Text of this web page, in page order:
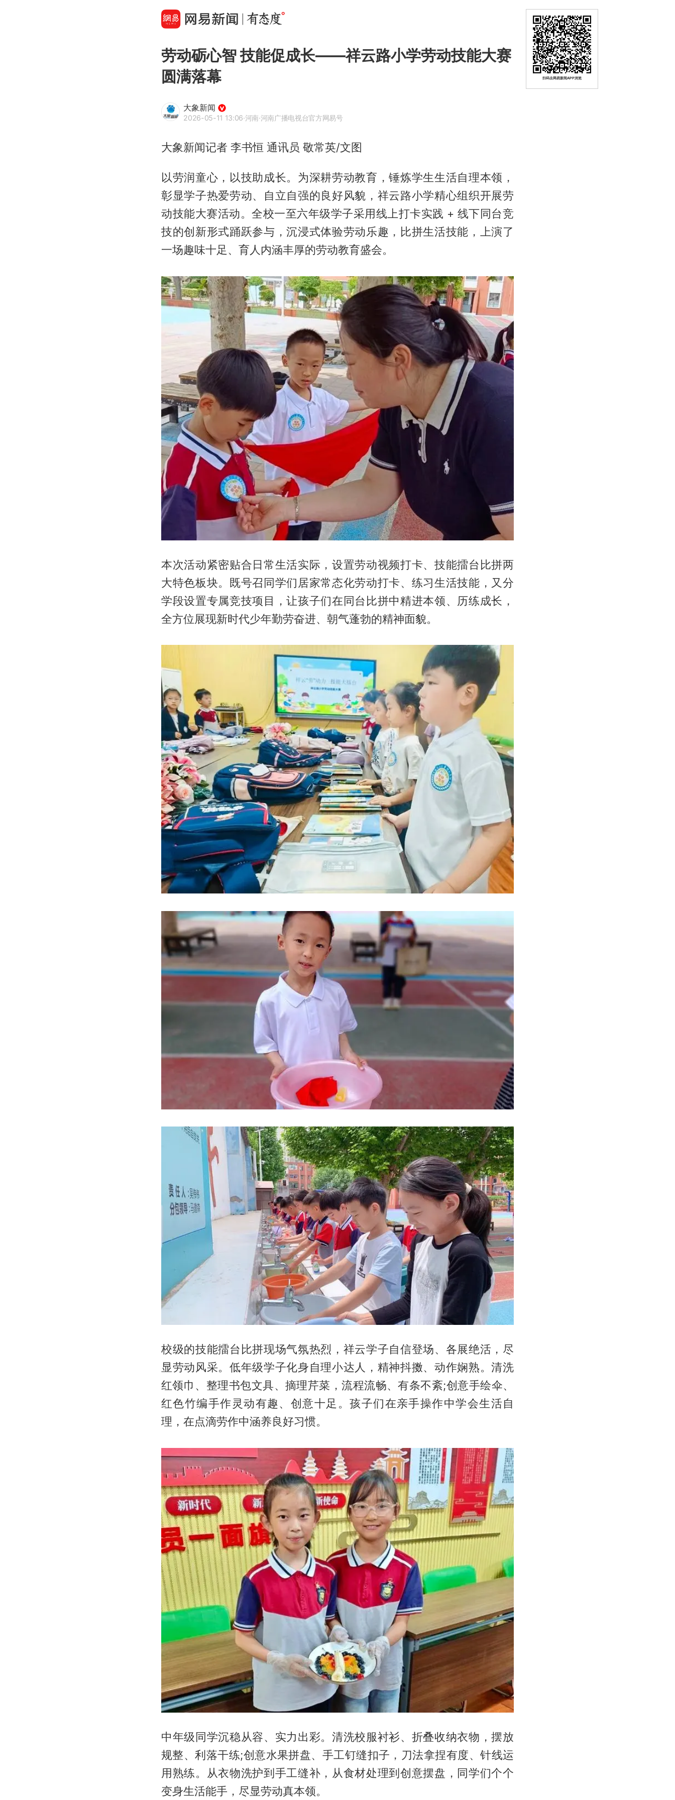
劳动砺心智 技能促成长——祥云路小学劳动技能大赛
圆满落幕
大象新闻
2026-05-11 13:06·河南·河南广播电视台官方网易号
大象新闻记者 李书恒 通讯员 敬常英/文图
以劳润童心，以技助成长。为深耕劳动教育，锤炼学生生活自理本领，
彰显学子热爱劳动、自立自强的良好风貌，祥云路小学精心组织开展劳
动技能大赛活动。全校一至六年级学子采用线上打卡实践 + 线下同台竞
技的创新形式踊跃参与，沉浸式体验劳动乐趣，比拼生活技能，上演了
一场趣味十足、育人内涵丰厚的劳动教育盛会。
本次活动紧密贴合日常生活实际，设置劳动视频打卡、技能擂台比拼两
大特色板块。既号召同学们居家常态化劳动打卡、练习生活技能，又分
学段设置专属竞技项目，让孩子们在同台比拼中精进本领、历练成长，
全方位展现新时代少年勤劳奋进、朝气蓬勃的精神面貌。
校级的技能擂台比拼现场气氛热烈，祥云学子自信登场、各展绝活，尽
显劳动风采。低年级学子化身自理小达人，精神抖擞、动作娴熟。清洗
红领巾、整理书包文具、摘理芹菜，流程流畅、有条不紊;创意手绘伞、
红色竹编手作灵动有趣、创意十足。孩子们在亲手操作中学会生活自
理，在点滴劳作中涵养良好习惯。
中年级同学沉稳从容、实力出彩。清洗校服衬衫、折叠收纳衣物，摆放
规整、利落干练;创意水果拼盘、手工钉缝扣子，刀法拿捏有度、针线运
用熟练。从衣物洗护到手工缝补，从食材处理到创意摆盘，同学们个个
变身生活能手，尽显劳动真本领。
扫码去网易新闻APP浏览